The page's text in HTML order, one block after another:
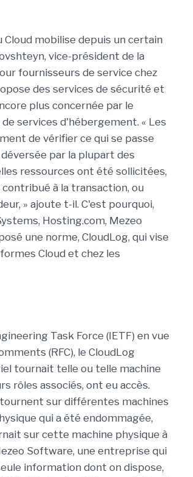
Cloud mobilise depuis un certain
vice-président de la
fournisseurs de service chez
des services de sécurité et
plus concernée par le
services d'hébergement. « Les
de vérifier ce qui se passe
par la plupart des
ressources ont été sollicitées,
à la transaction, ou
» ajoute t-il. C'est pourquoi,
Hosting.com, Mezeo
une norme, CloudLog, qui vise
Cloud et chez les
Task Force (IETF) en vue
(RFC), le CloudLog
tournait telle ou telle machine
rôles associés, ont eu accès.
sur différentes machines
qui a été endommagée,
sur cette machine physique à
Software, une entreprise qui
information dont on dispose,